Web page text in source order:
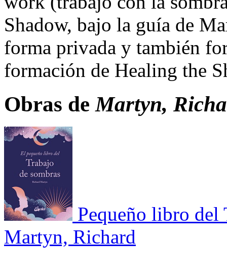
Shadow, bajo la guía de
forma privada y también
formación de Healing the
Obras deMartyn,
Pequeño libro del
Martyn, Richard